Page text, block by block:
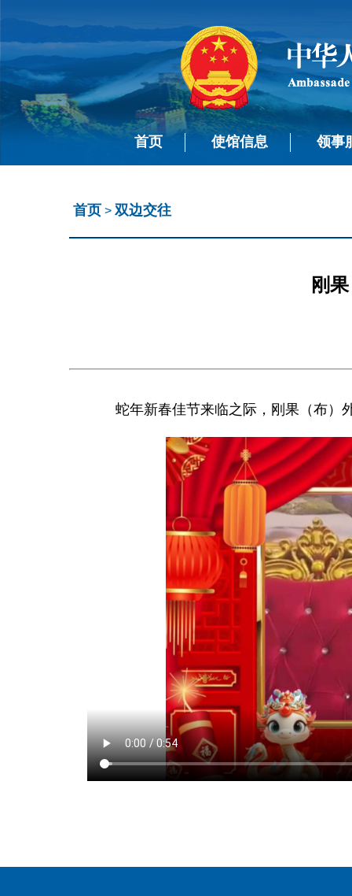
首页 使馆信息 领事
首页 > 双边交往
刚
蛇年新春佳节来临之际，刚果（布）